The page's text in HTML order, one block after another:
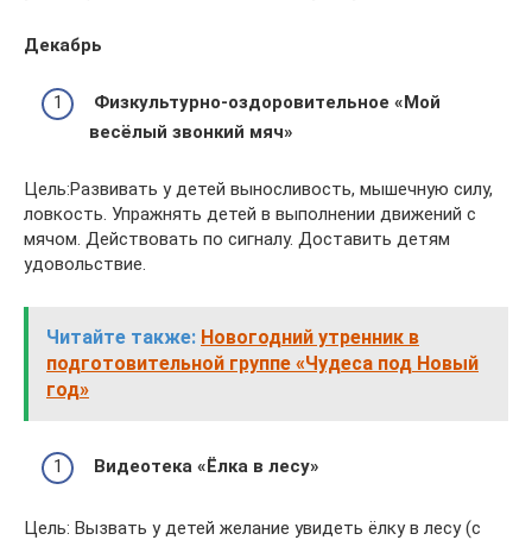
Декабрь
Физкультурно-оздоровительное «Мой
весёлый звонкий мяч»
Цель:Развивать у детей выносливость, мышечную силу,
ловкость. Упражнять детей в выполнении движений с
мячом. Действовать по сигналу. Доставить детям
удовольствие.
Читайте также: Новогодний утренник в
подготовительной группе «Чудеса под Новый
год»
Видеотека «Ёлка в лесу»
Цель: Вызвать у детей желание увидеть ёлку в лесу (с